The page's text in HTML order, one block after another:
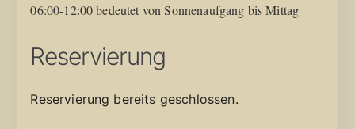
06:00-12:00 bedeutet von Sonnenaufgang bis Mittag
Reservierung
Reservierung bereits geschlossen.